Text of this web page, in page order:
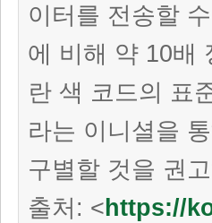
이터를 전송할
에 비해 약 10배
란 색 코드의 표
라는 이니셜을
구별할 것을 권
출처: <https://